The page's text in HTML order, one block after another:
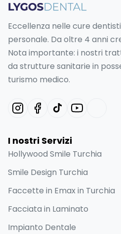
Eccellenza nelle cure
personale. Da oltre 4 anni
Nota importante: i nostri
da strutture sanitarie in
turismo medico.
I nostri Servizi
Hollywood Smile Turchia
Smile Design Turchia
Faccette in Emax in Turchia
Facciata in Laminato
Impianto Dentale